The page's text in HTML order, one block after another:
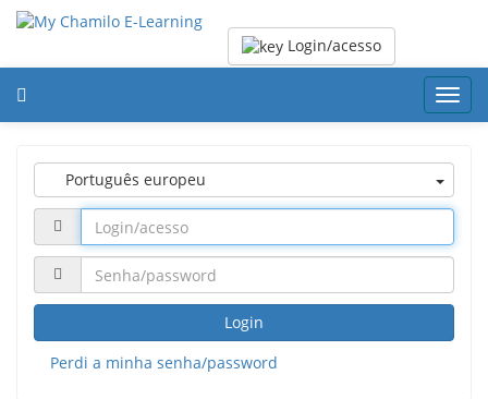
Login/acesso
Português europeu
Login
Perdi a minha senha/password